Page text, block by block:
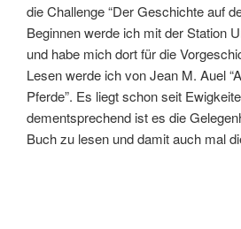
die Challenge “Der Geschichte auf
Beginnen werde ich mit der Station
und habe mich dort für die
Lesen werde ich von Jean M. Auel
Pferde”. Es liegt schon seit
dementsprechend ist es die
Buch zu lesen und damit auch mal